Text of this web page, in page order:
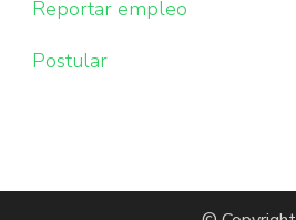
Reportar empleo
Postular